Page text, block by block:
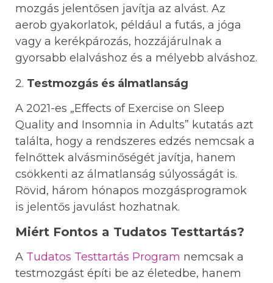
mozgás jelentősen javítja az alvást. Az
aerob gyakorlatok, például a futás, a jóga
vagy a kerékpározás, hozzájárulnak a
gyorsabb elalváshoz és a mélyebb alváshoz.
2. Testmozgás és álmatlanság
A 2021-es „Effects of Exercise on Sleep
Quality and Insomnia in Adults” kutatás azt
találta, hogy a rendszeres edzés nemcsak a
felnőttek alvásminőségét javítja, hanem
csökkenti az álmatlanság súlyosságát is.
Rövid, három hónapos mozgásprogramok
is jelentős javulást hozhatnak.
Miért Fontos a Tudatos Testtartás?
A Tudatos Testtartás Program nemcsak a
testmozgást építi be az életedbe, hanem